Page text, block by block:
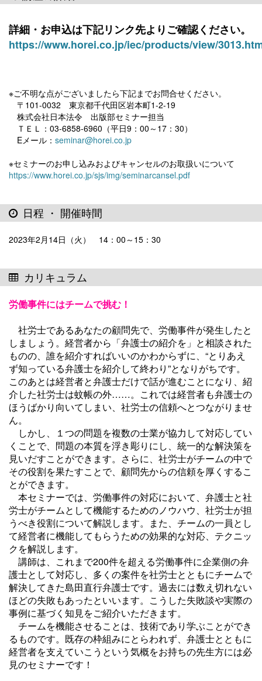
詳細・お申込は下記リンク先よりご確認ください。
https://www.horei.co.jp/iec/products/view/
※ご不明な点がございましたら下記までお問合せください。
〒101-0032 東京都千代田区岩本町1-2-19
株式会社日本法令 出版部セミナー担当
ＴＥＬ：03-6858-6960（平日9：00～17：30）
Eメール： seminar@horei.co.jp
※セミナーのお申し込みおよびキャンセルのお取扱いについて
https://www.horei.co.jp/sjs/img/seminarcansel.pdf
日程 ・ 開催時間
2023年2月14日（火） 14：00～15：30
カリキュラム
労働事件にはチームで挑む！
社労士であるあなたの顧問先で、労働事件が発生したと
しましょう。経営者から「弁護士の紹介を」と相談された
ものの、誰を紹介すればいいのかわからずに、“とりあえ
ず知っている弁護士を紹介して終わり”となりがちです。
このあとは経営者と弁護士だけで話が進むことになり、紹
介した社労士は蚊帳の外……。これでは経営者も弁護士の
ほうばかり向いてしまい、社労士の信頼へとつながりませ
ん。
しかし、１つの問題を複数の士業が協力して対応してい
くことで、問題の本質を浮き彫りにし、統一的な解決策を
見いだすことができます。さらに、社労士がチームの中で
その役割を果たすことで、顧問先からの信頼を厚くするこ
とができます。
本セミナーでは、労働事件の対応において、弁護士と社
労士がチームとして機能するためのノウハウ、社労士が担
うべき役割について解説します。また、チームの一員とし
て経営者に機能してもらうための効果的な対応、テクニッ
クを解説します。
講師は、これまで200件を超える労働事件に企業側の弁
護士として対応し、多くの案件を社労士とともにチームで
解決してきた島田直行弁護士です。過去には数え切れない
ほどの失敗もあったといいます。こうした失敗談や実際の
事例に基づく知見をご紹介いただきます。
チームを機能させることは、技術であり学ぶことができ
るものです。既存の枠組みにとらわれず、弁護士とともに
経営者を支えていこうという気概をお持ちの先生方には必
見のセミナーです！